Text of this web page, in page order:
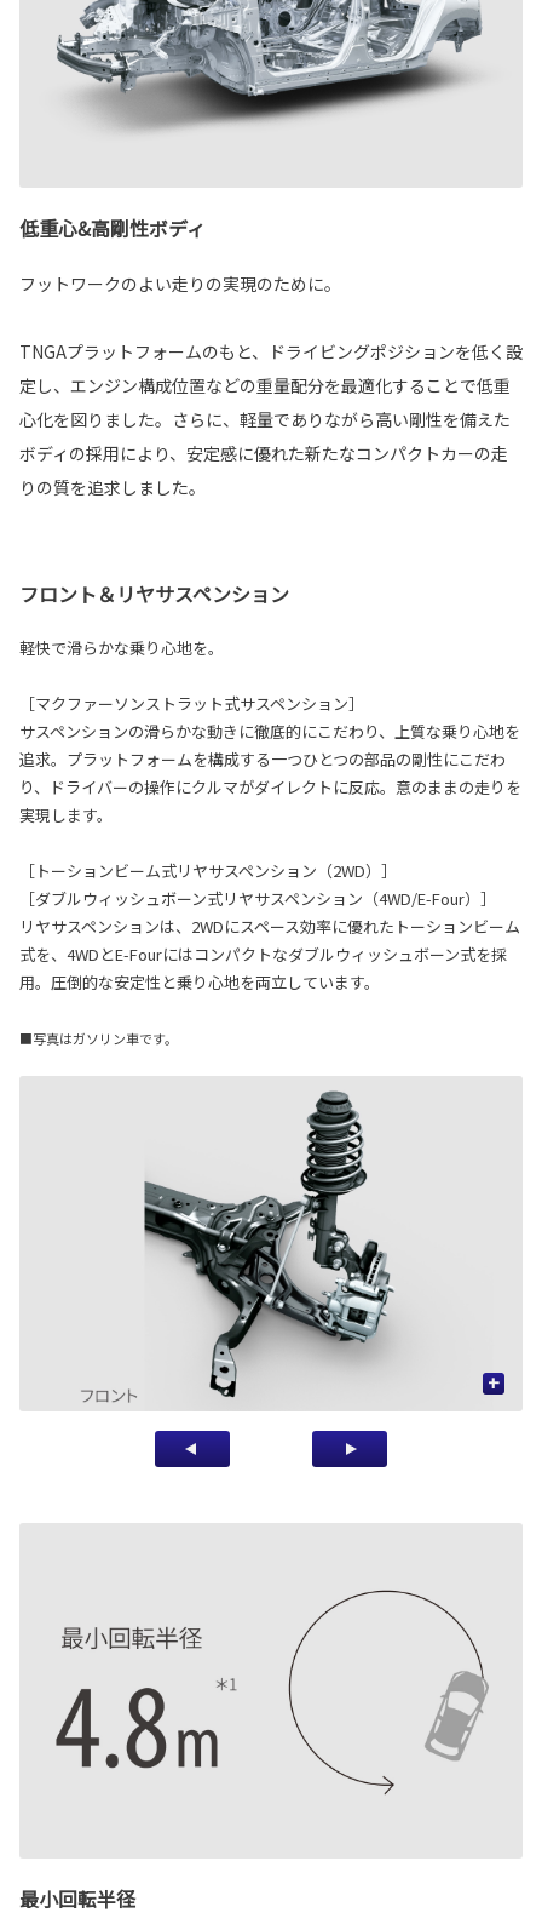
低重心&高剛性ボディ
フットワークのよい走りの実現のために。
TNGAプラットフォームのもと、ドライビングポジションを低く設
定し、エンジン構成位置などの重量配分を最適化することで低重
心化を図りました。さらに、軽量でありながら高い剛性を備えた
ボディの採用により、安定感に優れた新たなコンパクトカーの走
りの質を追求しました。
フロント＆リヤサスペンション
軽快で滑らかな乗り心地を。
［マクファーソンストラット式サスペンション］
サスペンションの滑らかな動きに徹底的にこだわり、上質な乗り心地を
追求。プラットフォームを構成する一つひとつの部品の剛性にこだわ
り、ドライバーの操作にクルマがダイレクトに反応。意のままの走りを
実現します。
［トーションビーム式リヤサスペンション（2WD）］
［ダブルウィッシュボーン式リヤサスペンション（4WD/E-Four）］
リヤサスペンションは、2WDにスペース効率に優れたトーションビーム
式を、4WDとE-Fourにはコンパクトなダブルウィッシュボーン式を採
用。圧倒的な安定性と乗り心地を両立しています。
■写真はガソリン車です。
+
最小回転半径